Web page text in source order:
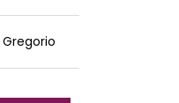
Gregorio